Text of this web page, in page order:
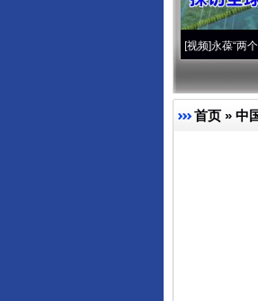
永葆“两个先锋队”本色
首页 » 中